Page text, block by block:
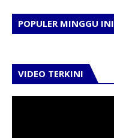
POPULER MINGGU INI
VIDEO TERKINI